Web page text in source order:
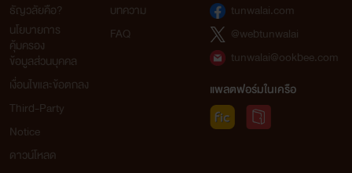
ธัญวลัยคือ?
นโยบายการ
คุ้มครอง
ข้อมูลส่วนบุคคล
เงื่อนไขและข้อตกลง
Third-Party
Notice
ดาวน์โหลด
บทความ
FAQ
tunwalai.com
@webtunwalai
tunwalai@ookbee.com
แพลตฟอร์มในเครือ